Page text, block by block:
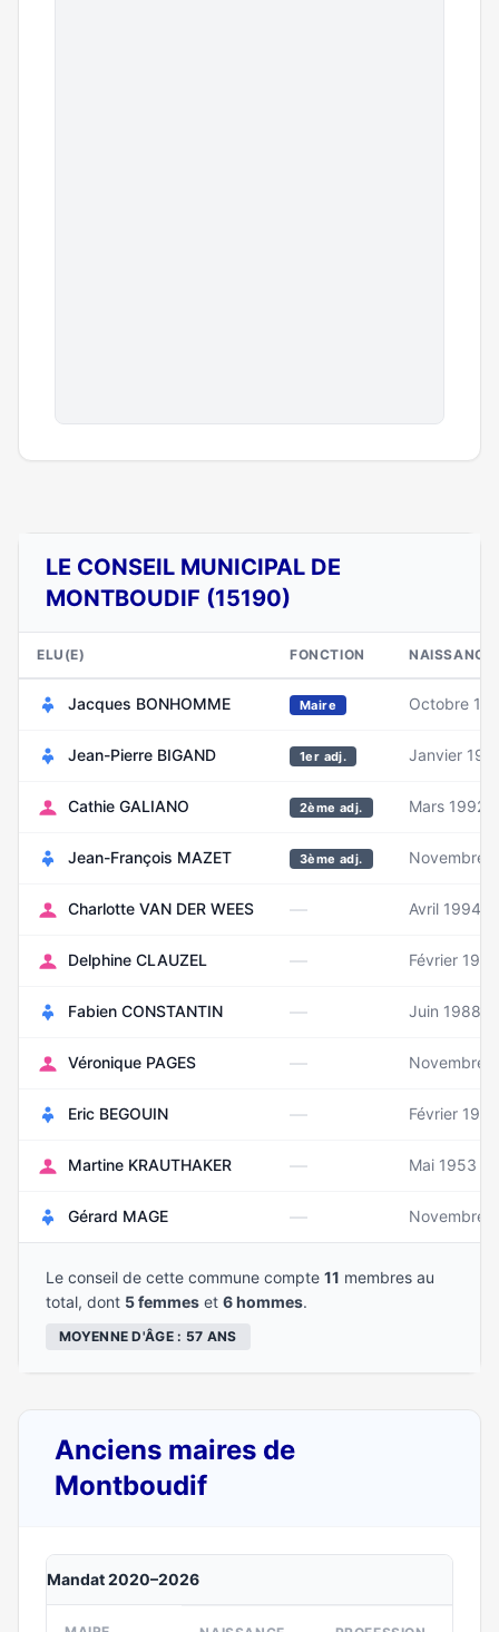
LE CONSEIL MUNICIPAL DE
MONTBOUDIF (15190)
ELU(E) FONCTION NAISSANCE
Jacques BONHOMME Maire Octobre
Jean-Pierre BIGAND 1er adj. Janvier
Cathie GALIANO 2ème adj. Mars 1992
Jean-François MAZET 3ème adj. Novembre
Charlotte VAN DER WEES — Avril 1994
Delphine CLAUZEL — Février 1977
Fabien CONSTANTIN — Juin 1988
Véronique PAGES — Novembre
Eric BEGOUIN — Février 1967
Martine KRAUTHAKER — Mai 1953
Gérard MAGE — Novembre
Le conseil de cette commune compte 11 membres au
total, dont 5 femmes et 6 hommes.
MOYENNE D'ÂGE : 57 ANS
Anciens maires de
Montboudif
Mandat 2020–2026